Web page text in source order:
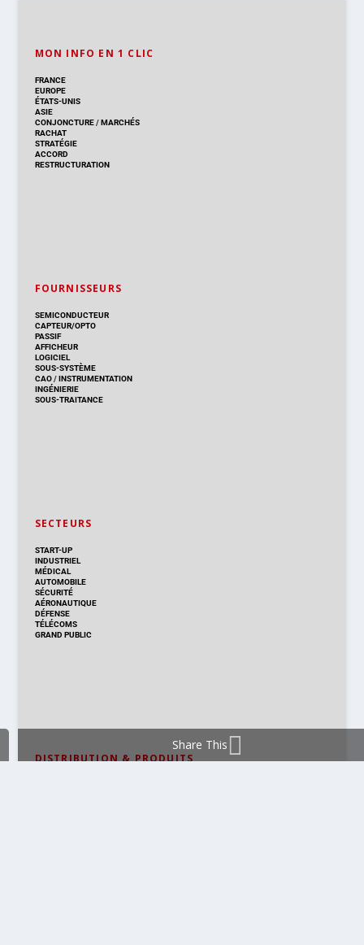
MON INFO EN 1 CLIC
FRANCE
EUROPE
ÉTATS-UNIS
ASIE
CONJONCTURE/MARCHÉS
RACHAT
STRATÉGIE
ACCORD
RESTRUCTURATION
FOURNISSEURS
SEMICONDUCTEUR
CAPTEUR/OPTO
PASSIF
AFFICHEUR
LOGICIEL
SOUS-SYSTÈME
CAO/INSTRUMENTATION
INGÉNIERIE
SOUS-TRAITANCE
SECTEURS
START-UP
INDUSTRIEL
MÉDICAL
AUTOMOBILE
SÉCURITÉ
AÉRONAUTIQUE
DÉFENSE
TÉLÉCOMS
GRAND PUBLIC
DISTRIBUTION & PRODUITS
Share This